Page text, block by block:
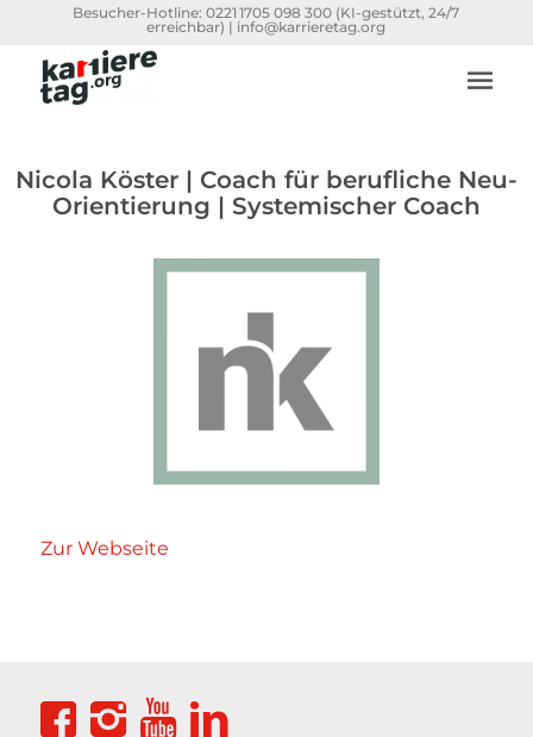
Besucher-Hotline:0221 1705 098 300 (KI-gestützt, 24/7
erreichbar) | info@karrieretag.org
Nicola Köster | Coach für berufliche Neu-
Orientierung | Systemischer Coach
Zur Webseite